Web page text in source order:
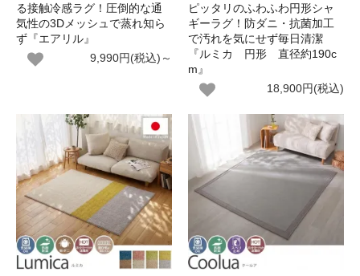
る接触冷感ラグ！圧倒的な通
気性の3Dメッシュで蒸れ知ら
ず『エアリル』
9,990円(税込)～
ピッタリのふわふわ円形シャ
ギーラグ！防ダニ・抗菌加工
で汚れを気にせず毎日清潔
『ルミカ 円形 直径約190c
m』
18,900円(税込)